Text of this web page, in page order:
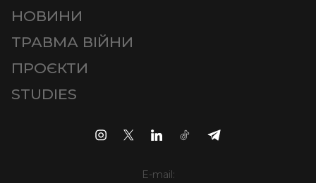
НОВИНИ
ТРАВМА ВІЙНИ
ПРОЄКТИ
STUDIES
E-mail: